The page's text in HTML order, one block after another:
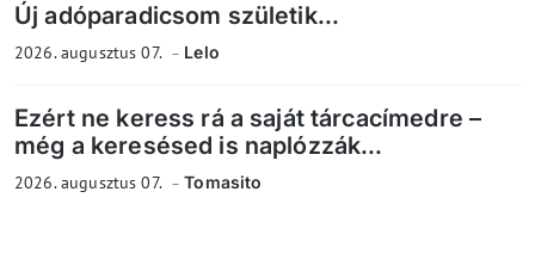
Új adóparadicsom születik...
2026. augusztus 07. Lelo
Ezért ne keress rá a saját tárcacímedre –
még a keresésed is naplózzák...
2026. augusztus 07. Tomasito